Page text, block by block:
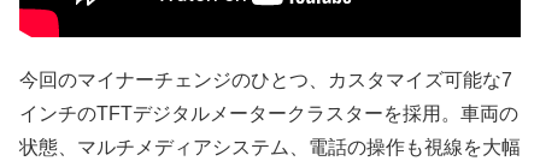
今回のマイナーチェンジのひとつ、カスタマイズ可能な7
インチのTFTデジタルメータークラスターを採用。車両の
状態、マルチメディアシステム、電話の操作も視線を大幅